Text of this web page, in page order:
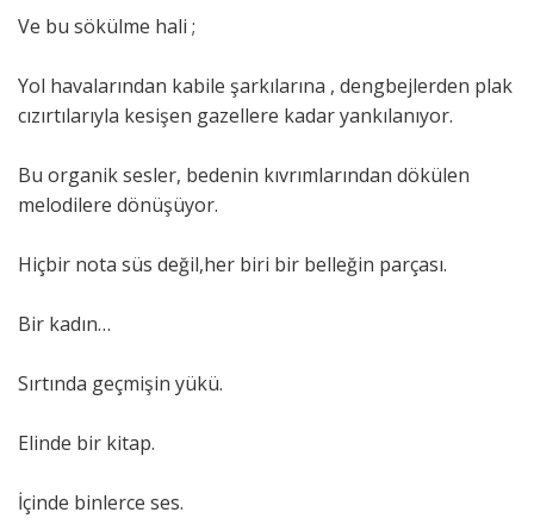
Ve bu sökülme hali ;
Yol havalarından kabile şarkılarına , dengbejlerden plak
cızırtılarıyla kesişen gazellere kadar yankılanıyor.
Bu organik sesler, bedenin kıvrımlarından dökülen
melodilere dönüşüyor.
Hiçbir nota süs değil,her biri bir belleğin parçası.
Bir kadın…
Sırtında geçmişin yükü.
Elinde bir kitap.
İçinde binlerce ses.